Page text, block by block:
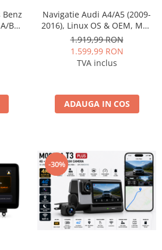
B
S-
Navigatie Audi A4/A5 (2009-
2016), Linux OS & OEM, MMI
3G, CarPlay & Android Auto
Wireless, MirrorLink, Camera
AHD, 12.3 Inch - AD-
BGAALNXH+AD-BGRKITA4002
1.919,99 RON
1.599,99 RON
TVA inclus
ADAUGA IN COS
-30%